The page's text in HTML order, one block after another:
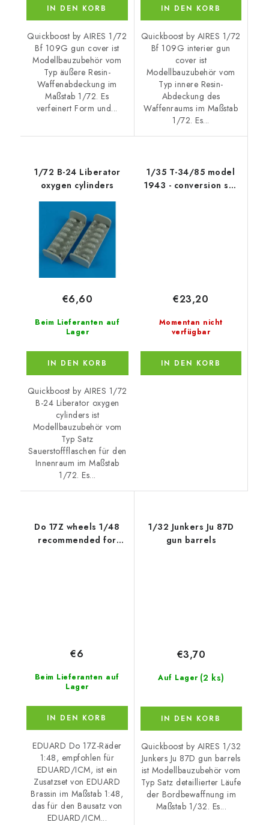
IN DEN KORB
Quickboost by AIRES 1/72
Bf 109G gun cover ist
Modellbauzubehör vom
Typ äußere Resin-
Waffenabdeckung im
Maßstab 1/72. Es
verfeinert Form und...
IN DEN KORB
Quickboost by AIRES 1/72
Bf 109G interier gun
cover ist
Modellbauzubehör vom
Typ innere Resin-
Abdeckung des
Waffenraums im Maßstab
1/72. Es...
1/72 B-24 Liberator
oxygen cylinders
Beim Lieferanten auf
Lager
€6,60
IN DEN KORB
Quickboost by AIRES 1/72
B-24 Liberator oxygen
cylinders ist
Modellbauzubehör vom
Typ Satz
Sauerstoffflaschen für den
Innenraum im Maßstab
1/72. Es...
1/35 T-34/85 model
1943 - conversion set
Momentan nicht
verfügbar
€23,20
IN DEN KORB
Do 17Z wheels 1/48
recommended for
Beim Lieferanten auf
Lager
€6
IN DEN KORB
EDUARD Do 17Z-Räder
1:48, empfohlen für
EDUARD/ICM, ist ein
Zusatzset von EDUARD
Brassin im Maßstab 1:48,
das für den Bausatz von
EDUARD/ICM...
1/32 Junkers Ju 87D
gun barrels
Auf Lager (2 ks)
€3,70
IN DEN KORB
Quickboost by AIRES 1/32
Junkers Ju 87D gun barrels
ist Modellbauzubehör vom
Typ Satz detaillierter Läufe
der Bordbewaffnung im
Maßstab 1/32. Es...